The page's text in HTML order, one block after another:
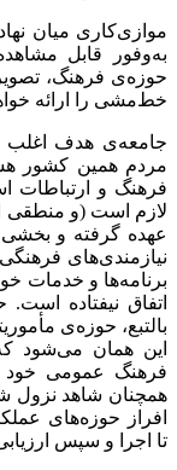
موازی‌کاری میان
به‌وفور قابل
حوزه‌ی فرهنگ،
خط‌مشی را ارائه
جامعه‌ی هدف اغلب
مردم همین کشور
فرهنگ و ارتباطات
لازم است (و منطقی
عهده گرفته و
نیازمندی‌های
برنامه‌ها و خدمات
اتفاق نیفتاده
بالتبع، حوزه‌ی
فرهنگ عمومی خود
همچنان شاهد نزول
افراز حوزه‌های
تا اجرا و سپس